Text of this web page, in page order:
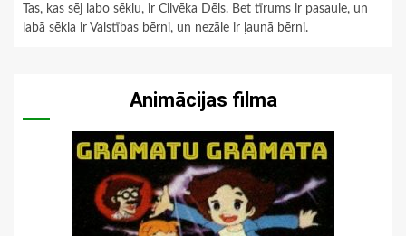
Tas, kas sēj labo sēklu, ir Cilvēka Dēls. Bet tīrums ir pasaule, un
labā sēkla ir Valstības bērni, un nezāle ir ļaunā bērni.
Animācijas filma